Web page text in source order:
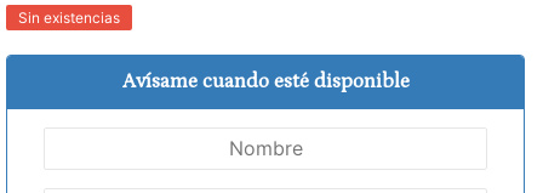
Sin existencias
Avísame cuando esté disponible